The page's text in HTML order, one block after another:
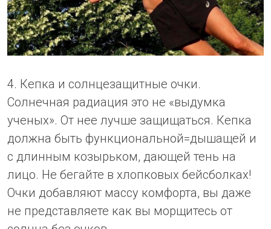
4. Кепка и солнцезащитные очки.
Солнечная радиация это не «выдумка
ученых». От нее лучше защищаться. Кепка
должна быть функциональной=дышащей и
с длинным козырьком, дающей тень на
лицо. Не бегайте в хлопковых бейсболках!
Очки добавляют массу комфорта, вы даже
не представляете как вы морщитесь от